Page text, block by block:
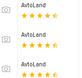
AvtoLand
AvtoLand
AvtoLand